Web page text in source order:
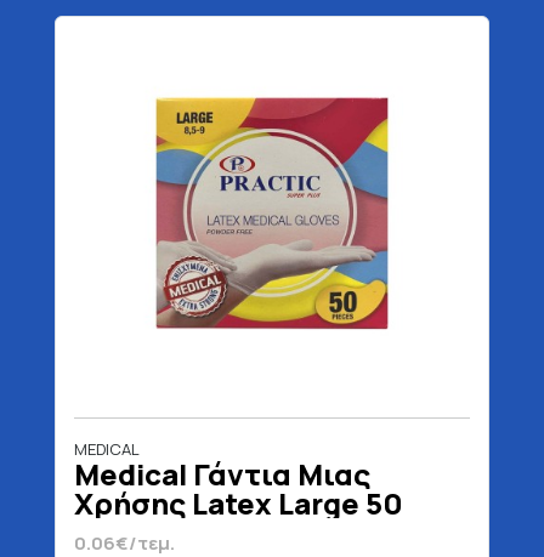
MEDICAL
Medical Γάντια Μιας
Χρήσης Latex Large 50
Τεμάχια
0.06€/τεμ.